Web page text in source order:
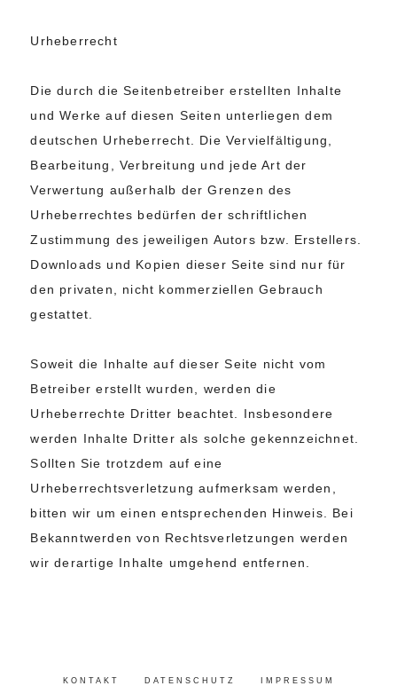
Urheberrecht
Die durch die Seitenbetreiber erstellten Inhalte
und Werke auf diesen Seiten unterliegen dem
deutschen Urheberrecht. Die Vervielfältigung,
Bearbeitung, Verbreitung und jede Art der
Verwertung außerhalb der Grenzen des
Urheberrechtes bedürfen der schriftlichen
Zustimmung des jeweiligen Autors bzw. Erstellers.
Downloads und Kopien dieser Seite sind nur für
den privaten, nicht kommerziellen Gebrauch
gestattet.
Soweit die Inhalte auf dieser Seite nicht vom
Betreiber erstellt wurden, werden die
Urheberrechte Dritter beachtet. Insbesondere
werden Inhalte Dritter als solche gekennzeichnet.
Sollten Sie trotzdem auf eine
Urheberrechtsverletzung aufmerksam werden,
bitten wir um einen entsprechenden Hinweis. Bei
Bekanntwerden von Rechtsverletzungen werden
wir derartige Inhalte umgehend entfernen.
KONTAKT DATENSCHUTZ IMPRESSUM